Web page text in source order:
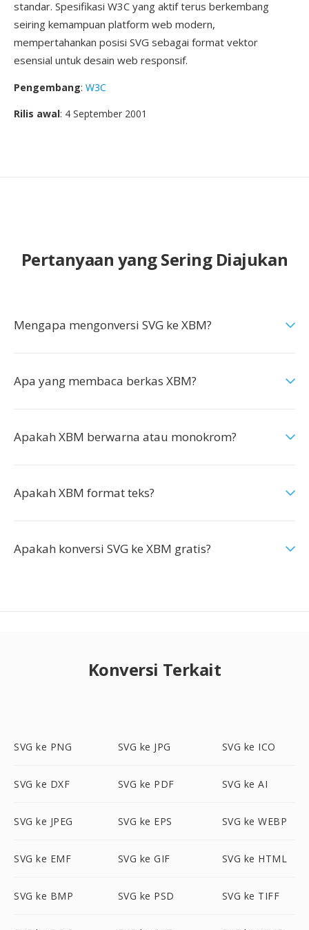
standar. Spesifikasi W3C yang aktif terus berkembang
seiring kemampuan platform web modern,
mempertahankan posisi SVG sebagai format vektor
esensial untuk desain web responsif.
Pengembang: W3C
Rilis awal: 4 September 2001
Pertanyaan yang Sering Diajukan
Mengapa mengonversi SVG ke XBM?
Apa yang membaca berkas XBM?
Apakah XBM berwarna atau monokrom?
Apakah XBM format teks?
Apakah konversi SVG ke XBM gratis?
Konversi Terkait
SVG ke PNG SVG ke JPG SVG ke ICO
SVG ke DXF SVG ke PDF SVG ke AI
SVG ke JPEG SVG ke EPS SVG ke WEBP
SVG ke EMF SVG ke GIF SVG ke HTML
SVG ke BMP SVG ke PSD SVG ke TIFF